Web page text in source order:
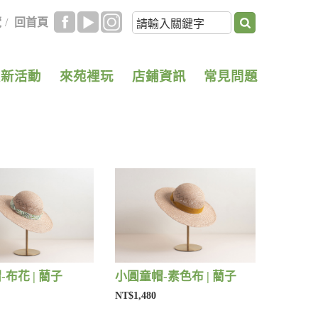
/ 回首頁
活動 來苑裡玩 店鋪資訊 常見問題
布花 | 藺子 小圓童帽-素色布 | 藺子
NT$1,480